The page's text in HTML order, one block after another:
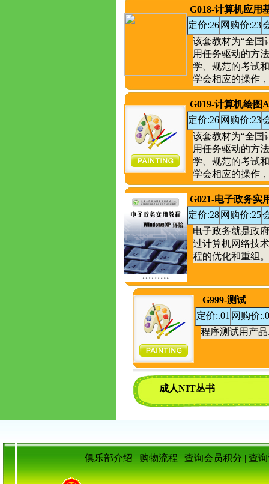
G018-计算机应用
定价:26 网购价:23
该套教材为“全国
用任务驱动的方
学、规范的考试
学会相应的操作
G019-计算机绘图
定价:26 网购价:23
该套教材为“全国
用任务驱动的方
学、规范的考试
学会相应的操作
G021-电子政务实
定价:28 网购价:25
电子政务就是政
过计算机网络技
程的优化和重组
G999-测试
定价:.01 网购价
程序测试用产
成人NIT丛书
俱乐部介绍 | 购物流程 | 查询会员积分 | 查